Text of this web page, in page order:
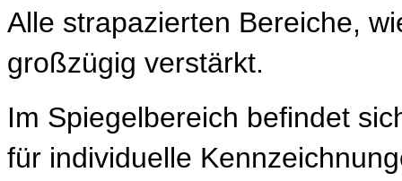
Alle strapazierten Bereiche,
großzügig verstärkt.
Im Spiegelbereich befindet
für individuelle